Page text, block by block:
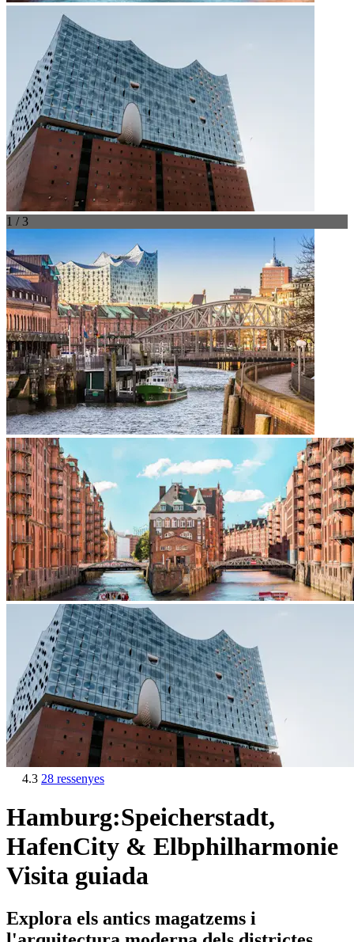
1 / 3
4.3 28 ressenyes
Hamburg:Speicherstadt,
HafenCity & Elbphilharmonie
Visita guiada
Explora els antics magatzems i